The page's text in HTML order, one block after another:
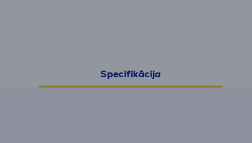
Specifikācija